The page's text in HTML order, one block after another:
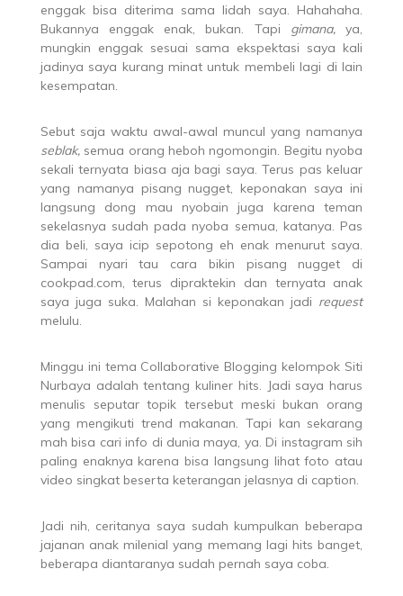
enggak bisa diterima sama lidah saya. Hahahaha.
Bukannya enggak enak, bukan. Tapi gimana,ya,
mungkin enggak sesuai sama ekspektasi saya kali
jadinya saya kurang minat untuk membeli lagi di lain
kesempatan.
Sebut saja waktu awal-awal muncul yang namanya
seblak,semua orang heboh ngomongin. Begitu nyoba
sekali ternyata biasa aja bagi saya. Terus pas keluar
yang namanya pisang nugget, keponakan saya ini
langsung dong mau nyobain juga karena teman
sekelasnya sudah pada nyoba semua, katanya. Pas
dia beli, saya icip sepotong eh enak menurut saya.
Sampai nyari tau cara bikin pisang nugget di
cookpad.com, terus dipraktekin dan ternyata anak
saya juga suka. Malahan si keponakan jadi request
melulu.
Minggu ini tema Collaborative Blogging kelompok Siti
Nurbaya adalah tentang kuliner hits. Jadi saya harus
menulis seputar topik tersebut meski bukan orang
yang mengikuti trend makanan. Tapi kan sekarang
mah bisa cari info di dunia maya, ya. Di instagram sih
paling enaknya karena bisa langsung lihat foto atau
video singkat beserta keterangan jelasnya di caption.
Jadi nih, ceritanya saya sudah kumpulkan beberapa
jajanan anak milenial yang memang lagi hits banget,
beberapa diantaranya sudah pernah saya coba.